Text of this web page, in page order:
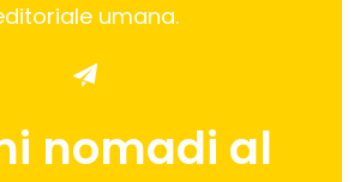
umana.
nomadi al